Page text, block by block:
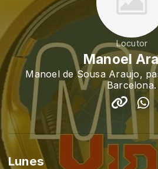
Locutor
Manoel
Manoel de Sousa Araujo,
Barcelona.
Lunes